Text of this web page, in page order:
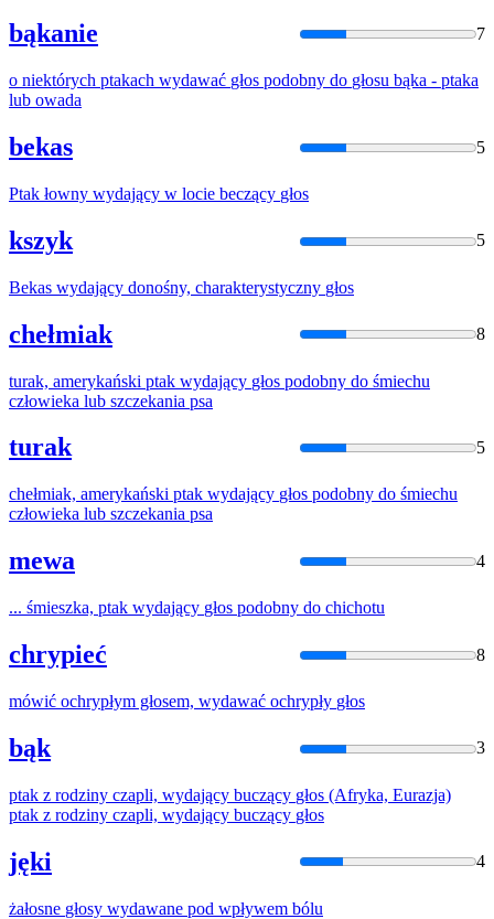
bąkanie 7
o niektórych ptakach wydawać głos podobny do głosu bąka - ptaka
lub owada
bekas 5
Ptak łowny wydający w locie beczący głos
kszyk 5
Bekas wydający donośny, charakterystyczny głos
chełmiak 8
turak, amerykański ptak wydający głos podobny do śmiechu
człowieka lub szczekania psa
turak 5
chełmiak, amerykański ptak wydający głos podobny do śmiechu
człowieka lub szczekania psa
mewa 4
... śmieszka, ptak wydający głos podobny do chichotu
chrypieć 8
mówić ochrypłym głosem, wydawać ochrypły głos
bąk 3
ptak z rodziny czapli, wydający buczący głos (Afryka, Eurazja)
ptak z rodziny czapli, wydający buczący głos
jęki 4
żałosne głosy wydawane pod wpływem bólu